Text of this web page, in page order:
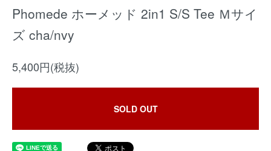
Phomede ホーメッド 2in1 S/S Tee Ｍサイ
ズ cha/nvy
5,400円(税抜)
SOLD OUT